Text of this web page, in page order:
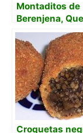
Montaditos de
Berenjena,
Tomate
Croquetas